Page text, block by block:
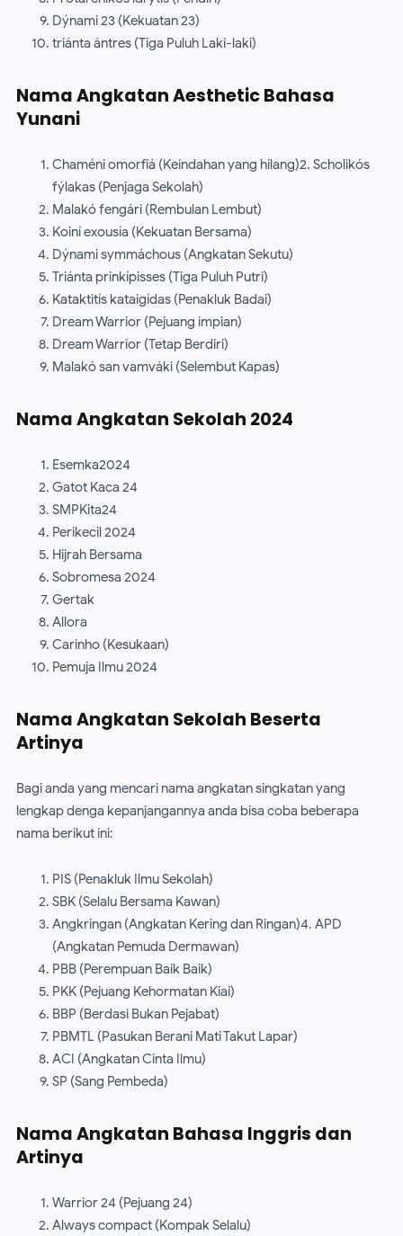
Dýnami 23 (Kekuatan 23)
triánta ántres (Tiga Puluh Laki-laki)
Nama Angkatan Aesthetic Bahasa
Yunani
Chaméni omorfiá (Keindahan yang hilang)2. Scholikós
fýlakas (Penjaga Sekolah)
Malakó fengári (Rembulan Lembut)
Koiní exousía (Kekuatan Bersama)
Dýnami symmáchous (Angkatan Sekutu)
Triánta prinkípisses (Tiga Puluh Putri)
Kataktitís kataigídas (Penakluk Badai)
Dream Warrior (Pejuang impian)
Dream Warrior (Tetap Berdiri)
Malakó san vamváki (Selembut Kapas)
Nama Angkatan Sekolah 2024
Esemka2024
Gatot Kaca 24
SMPKita24
Perikecil 2024
Hijrah Bersama
Sobromesa 2024
Gertak
Allora
Carinho (Kesukaan)
Pemuja Ilmu 2024
Nama Angkatan Sekolah Beserta
Artinya
Bagi anda yang mencari nama angkatan singkatan yang
lengkap denga kepanjangannya anda bisa coba beberapa
nama berikut ini:
PIS (Penakluk Ilmu Sekolah)
SBK (Selalu Bersama Kawan)
Angkringan (Angkatan Kering dan Ringan)4. APD
(Angkatan Pemuda Dermawan)
PBB (Perempuan Baik Baik)
PKK (Pejuang Kehormatan Kiai)
BBP (Berdasi Bukan Pejabat)
PBMTL (Pasukan Berani Mati Takut Lapar)
ACI (Angkatan Cinta Ilmu)
SP (Sang Pembeda)
Nama Angkatan Bahasa Inggris dan
Artinya
Warrior 24 (Pejuang 24)
Always compact (Kompak Selalu)